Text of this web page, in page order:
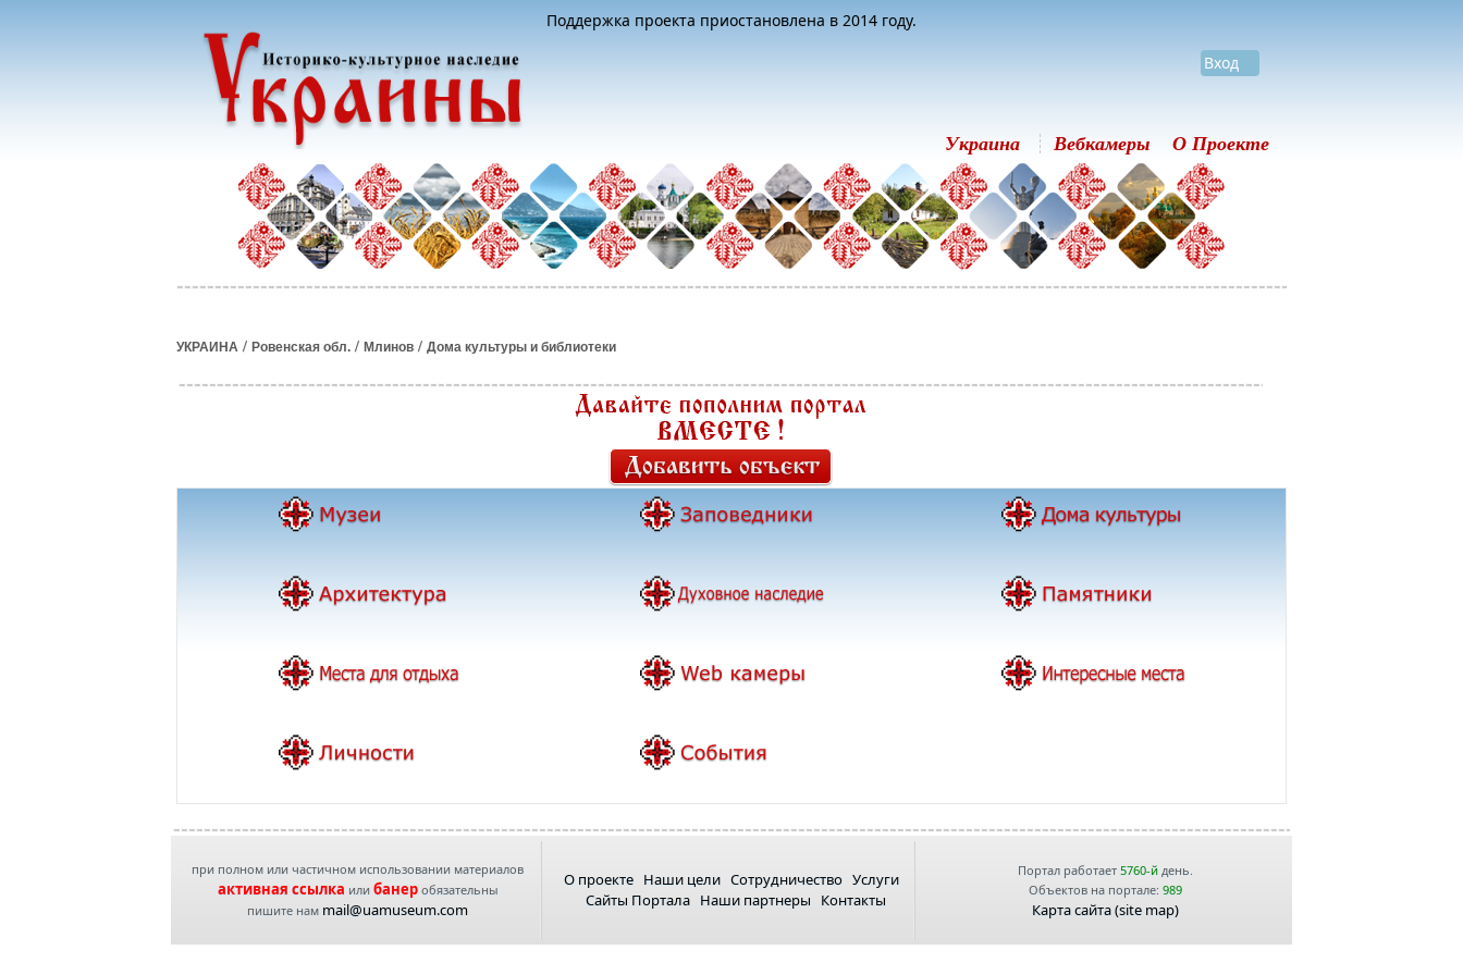
Поддержка проекта приостановлена в 2014 году.
Вход
Украина Вебкамеры О Проекте
УКРАИНА / Ровенская обл. / Млинов / Дома культуры и библиотеки
при полном или частичном использовании материалов
активная ссылка или банеробязательны
пишите нам mail@uamuseum.com
О проекте Наши цели Сотрудничество Услуги
Сайты Портала Наши партнеры Контакты
Портал работает 5760-йдень.
Объектов на портале: 989
Карта сайта (site map)